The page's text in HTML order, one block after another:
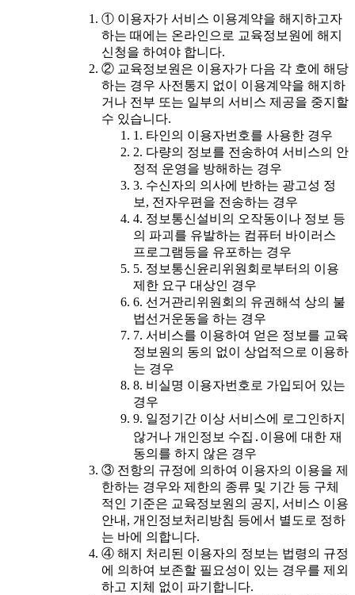
① 이용자가 서비스 이용계약을 해지하고자
하는 때에는 온라인으로 교육정보원에 해지
신청을 하여야 합니다.
② 교육정보원은 이용자가 다음 각 호에 해당
하는 경우 사전통지 없이 이용계약을 해지하
거나 전부 또는 일부의 서비스 제공을 중지할
수 있습니다.
1. 타인의 이용자번호를 사용한 경우
2. 다량의 정보를 전송하여 서비스의 안
정적 운영을 방해하는 경우
3. 수신자의 의사에 반하는 광고성 정
보, 전자우편을 전송하는 경우
4. 정보통신설비의 오작동이나 정보 등
의 파괴를 유발하는 컴퓨터 바이러스
프로그램등을 유포하는 경우
5. 정보통신윤리위원회로부터의 이용
제한 요구 대상인 경우
6. 선거관리위원회의 유권해석 상의 불
법선거운동을 하는 경우
7. 서비스를 이용하여 얻은 정보를 교육
정보원의 동의 없이 상업적으로 이용하
는 경우
8. 비실명 이용자번호로 가입되어 있는
경우
9. 일정기간 이상 서비스에 로그인하지
않거나 개인정보 수집․이용에 대한 재
동의를 하지 않은 경우
③ 전항의 규정에 의하여 이용자의 이용을 제
한하는 경우와 제한의 종류 및 기간 등 구체
적인 기준은 교육정보원의 공지, 서비스 이용
안내, 개인정보처리방침 등에서 별도로 정하
는 바에 의합니다.
④ 해지 처리된 이용자의 정보는 법령의 규정
에 의하여 보존할 필요성이 있는 경우를 제외
하고 지체 없이 파기합니다.